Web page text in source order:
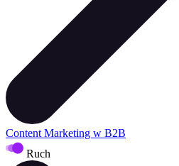
Content Marketing w B2B
Ruch